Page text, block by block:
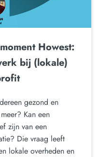
Howest:
bij (lokale)
gezond en
Kan een
zijn van een
Die vraag leeft
lokale overheden en